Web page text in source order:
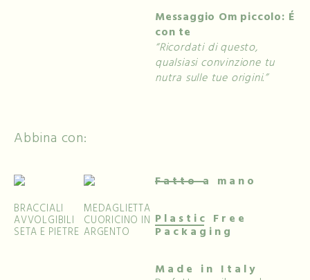
Messaggio Om piccolo: É
con te
“Ricordati di questo,
qualsiasi convinzione tu
nutra sulle tue origini.”
Abbina con:
BRACCIALI
AVVOLGIBILI
SETA E PIETRE
MEDAGLIETTA
CUORICINO IN
ARGENTO
Fatto a mano
Plastic Free
Packaging
Made in Italy